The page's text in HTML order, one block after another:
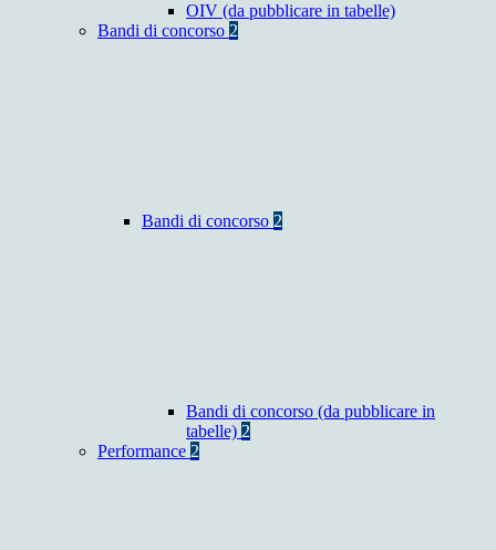
OIV (da pubblicare in tabelle)
Bandi di concorso 2
Bandi di concorso 2
Bandi di concorso (da pubblicare in
tabelle) 2
Performance 2